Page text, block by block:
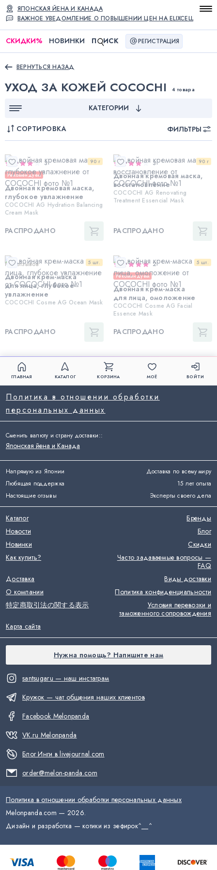
ВАЖНОЕ УВЕДОМЛЕНИЕ О ПОВЫШЕНИИ ЦЕН НА ELIXCELL
ЯПОНСКАЯ ЙЕНА И КАНАДА
СКИДКИ% НОВИНКИ П ИСК РЕГИСТРАЦИЯ
ВЕРНУТЬСЯ НАЗАД
УХОД ЗА КОЖЕЙ COCOCHI 4 товара
КАТЕГОРИИ
СОРТИРОВКА ФИЛЬТРЫ
90 г
3
Рекомендуем
Двойная кремовая маска,
глубокое увлажнение
COCOCHI AG Hydration Balancing
Cream Mask
РАСПРОДАНО
90 г
3
Двойная кремовая маска,
восстановление
COCOCHI AG Renovating
Treatment Essencial Mask
РАСПРОДАНО
5 шт.
Нет отзывов
Двойная крем-маска
для лица, глубокое
увлажнение
COCOCHI Cosme AG Ocean Mask
РАСПРОДАНО
5 шт.
2
Рекомендуем
Двойная крем-маска
для лица, омоложение
COCOCHI Cosme AG Facial
Essence Mask
РАСПРОДАНО
ГЛАВНАЯ КАТАЛОГ КОРЗИНА МОЁ ВОЙТИ
Напрямую из Японии
Доставка по всему миру
Любящая поддержка
15 лет опыта
Настоящие отзывы
Эксперты своего дела
santsugaru — наш инстаграм
Кружок — чат общения наших клиентов
Facebook Melonpanda
VK.ru Melonpanda
Блог Инги в livejournal.com
order@melon-panda.com
Политика в отношении обработки
персональных данных
Каталог
Бренды
Новости
Блог
Новинки
Скидки
Как купить?
Часто задаваемые вопросы —
FAQ
Доставка
Виды доставки
О компании
Политика конфиденциальности
特定商取引法の関する表示
Условия перевозки и
таможенного сопровождения
Карта сайта
Сменить валюту и страну доставки::
Японская йена и Канада
Нужна помощь? Напишите нам
Политика в отношении обработки персональных данных
Melonpanda.com — 2026.
Дизайн и разработка — котики из зефирок^__^